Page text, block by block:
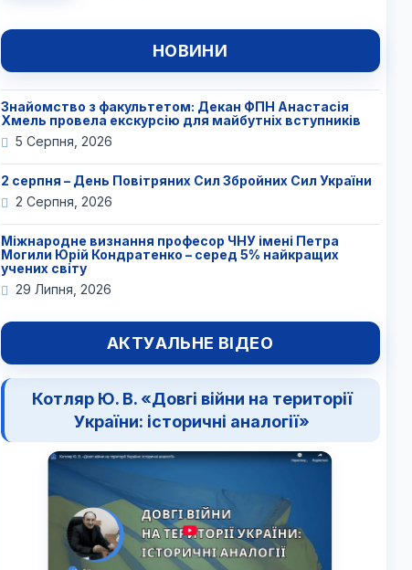
НОВИНИ
Знайомство з факультетом: Декан ФПН Анастасія
Хмель провела екскурсію для майбутніх вступників
5 Серпня, 2026
2 серпня – День Повітряних Сил Збройних Сил України
2 Серпня, 2026
Міжнародне визнання професор ЧНУ імені Петра
Могили Юрій Кондратенко – серед 5% найкращих
учених світу
29 Липня, 2026
АКТУАЛЬНЕ ВІДЕО
Котляр Ю. В. «Довгі війни на території
України: історичні аналогії»